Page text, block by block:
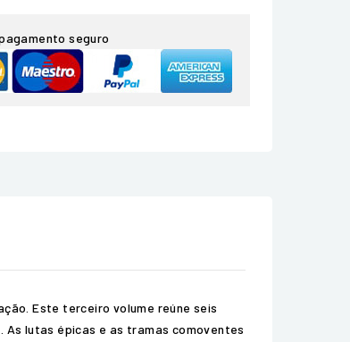
seguro
Este terceiro volume reúne seis
lutas épicas e as tramas comoventes